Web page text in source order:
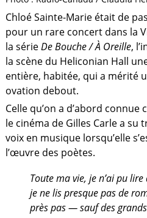
Chloé Sainte-Marie était de
pour un rare concert dans la
la sérieDe Bouche / À Oreille,
la scène du Heliconian Hall
entière, habitée, qui a mérité
ovation debout.
Celle qu’on a d’abord
le cinéma de Gilles Carle a su
voix en musique lorsqu’elle
l’œuvre des poètes.
Toute ma vie, je n’ai pu
je ne lis presque pas de
près pas — sauf des